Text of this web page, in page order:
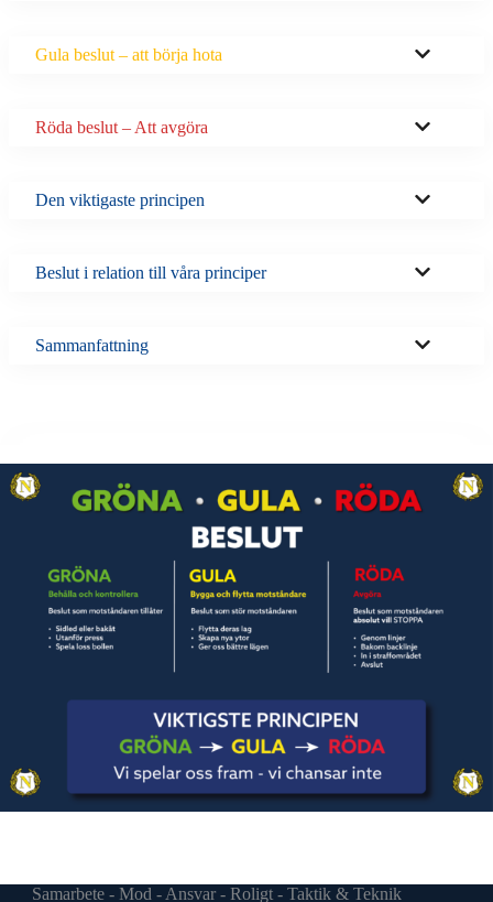
Gula beslut – att börja hota
Röda beslut – Att avgöra
Den viktigaste principen
Beslut i relation till våra principer
Sammanfattning
Samarbete - Mod - Ansvar - Roligt - Taktik & Teknik